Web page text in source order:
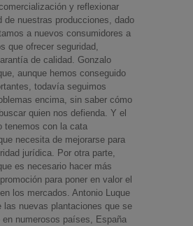
y reflexionar
de nuestras producciones, dado
a nuevos consumidores a
que ofrecer seguridad,
de calidad. Gonzalo
aunque hemos conseguido
todavía seguimos
encima, sin saber cómo
quien nos defienda. Y el
tenemos con la cata
necesita de mejorarse para
jurídica. Por otra parte,
es necesario hacer más
para poner en valor el
los mercados. Antonio Luque
las nuevas plantaciones que se
numerosos países, España